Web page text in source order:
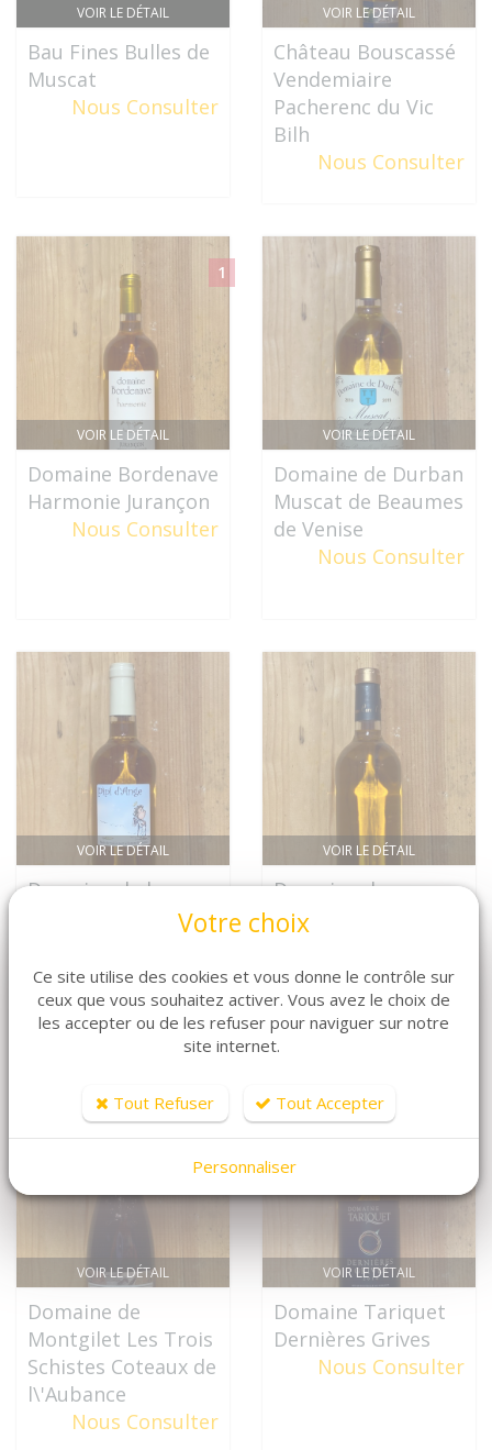
VOIR LE DÉTAIL
Bau Fines Bulles de
Muscat
Nous Consulter
VOIR LE DÉTAIL
Château Bouscassé
Vendemiaire
Pacherenc du Vic
Bilh
Nous Consulter
VOIR LE DÉTAIL
1
Domaine Bordenave
Harmonie Jurançon
Nous Consulter
VOIR LE DÉTAIL
Domaine de Durban
Muscat de Beaumes
de Venise
Nous Consulter
VOIR LE DÉTAIL
Domaine de la
Ferme Saint-Pierre
Nous Consulter
VOIR LE DÉTAIL
Domaine de
l\'Ancienne Cure
Montbazillac
Nous Consulter
VOIR LE DÉTAIL
Domaine de
Montgilet Les Trois
Schistes Coteaux de
l\'Aubance
Nous Consulter
VOIR LE DÉTAIL
Domaine Tariquet
Dernières Grives
Nous Consulter
Votre choix
Ce site utilise des cookies et vous donne le contrôle sur
ceux que vous souhaitez activer. Vous avez le choix de
les accepter ou de les refuser pour naviguer sur notre
site internet.
Tout Refuser Tout Accepter
Personnaliser